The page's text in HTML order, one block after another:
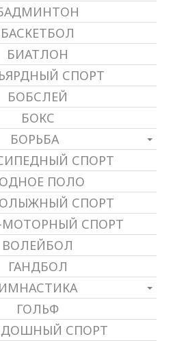
БАСКЕТБОЛ
БИАТЛОН
СПОРТ
БОБСЛЕЙ
БОКС
БОРЬБА
СПОРТ
ПОЛО
СПОРТ
СПОРТ
ВОЛЕЙБОЛ
ГАНДБОЛ
ГОЛЬФ
СПОРТ